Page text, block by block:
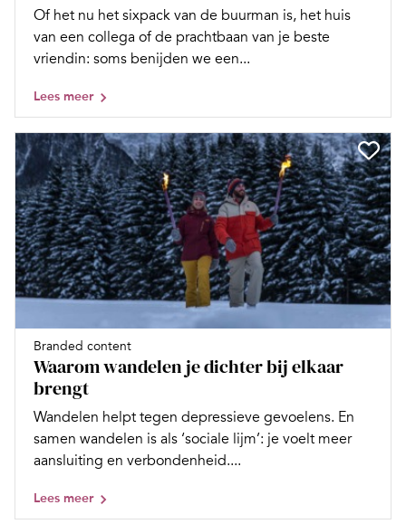
Of het nu het sixpack van de buurman is, het huis
van een collega of de prachtbaan van je beste
vriendin: soms benijden we een...
Lees meer
Branded content
Waarom wandelen je dichter bij elkaar
brengt
Wandelen helpt tegen depressieve gevoelens. En
samen wandelen is als ‘sociale lijm’: je voelt meer
aansluiting en verbondenheid....
Lees meer